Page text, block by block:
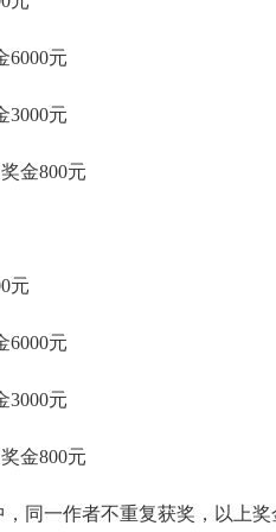
6000元
3000元
金800元
元
6000元
3000元
金800元
同一作者不重复获奖，以上奖